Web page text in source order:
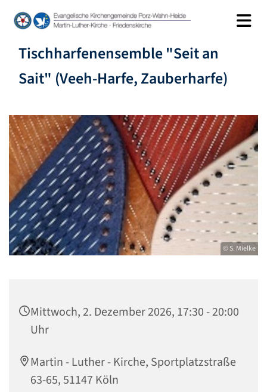
Tischharfenensemble "Seit an
Sait" (Veeh-Harfe, Zauberharfe)
© S. Mielke
Mittwoch, 2. Dezember 2026, 17:30 - 20:00
Uhr
Martin - Luther - Kirche, Sportplatzstraße
63-65, 51147 Köln